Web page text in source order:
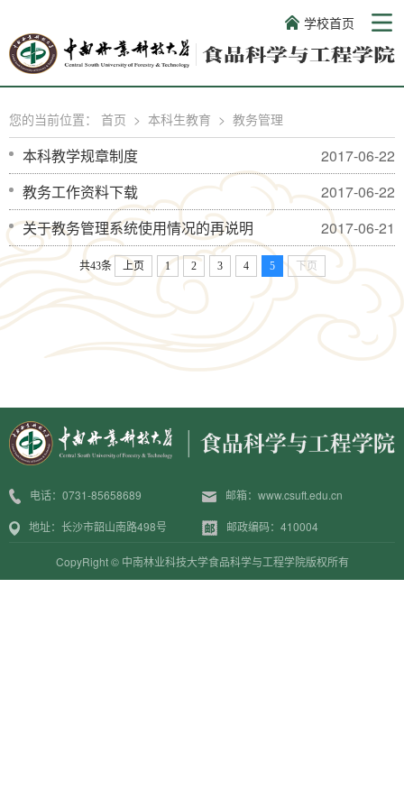
学校首页
您的当前位置： 首页 > 本科生教育 > 教务管理
2017-06-22
本科教学规章制度
2017-06-22
教务工作资料下载
2017-06-21
关于教务管理系统使用情况的再说明
共43条 上页 1 2 3 4 5 下页
电话：0731-85658689 邮箱：www.csuft.edu.cn
地址：长沙市韶山南路498号 邮政编码：410004
CopyRight © 中南林业科技大学食品科学与工程学院版权所有